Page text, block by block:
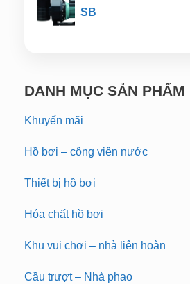
SB
DANH MỤC SẢN PHẨM
Khuyến mãi
Hồ bơi – công viên nước
Thiết bị hồ bơi
Hóa chất hồ bơi
Khu vui chơi – nhà liên hoàn
Cầu trượt – Nhà phao